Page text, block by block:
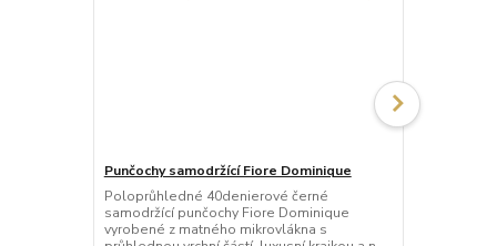
Punčochy samodržící Fiore Dominique
Poloprůhledné 40denierové černé
samodržící punčochy Fiore Dominique
vyrobené z matného mikrovlákna s